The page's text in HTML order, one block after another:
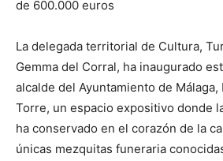
de 600.000 euros
La delegada territorial de Cultura,
Gemma del Corral, ha inaugurado
alcalde del Ayuntamiento de Málaga,
Torre, un espacio expositivo donde
ha conservado en el corazón de la
únicas mezquitas funeraria